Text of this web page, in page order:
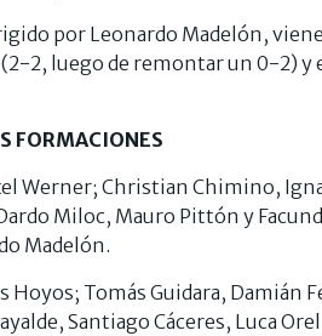
por Leonardo Madelón,
2, luego de remontar un 0-2)
FORMACIONES
Werner; Christian Chimino,
Miloc, Mauro Pittón y
Madelón.
Hoyos; Tomás Guidara, Damián
Santiago Cáceres, Luca